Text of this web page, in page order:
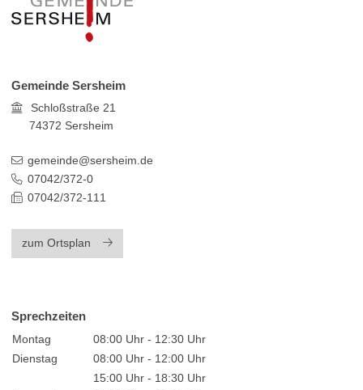
Gemeinde Sersheim
Schloßstraße 21
74372 Sersheim
gemeinde@sersheim.de
07042/372-0
07042/372-111
zum Ortsplan
Sprechzeiten
Montag
08:00 Uhr - 12:30 Uhr
Dienstag
08:00 Uhr - 12:00 Uhr
15:00 Uhr - 18:30 Uhr